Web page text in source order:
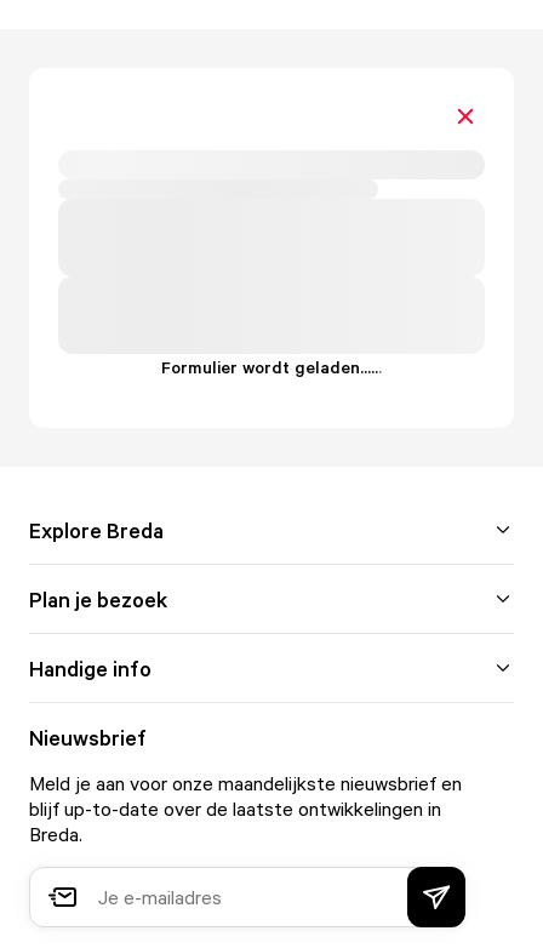
Formulier wordt geladen......
Explore Breda
Plan je bezoek
Handige info
Nieuwsbrief
Meld je aan voor onze maandelijkste nieuwsbrief en
blijf up-to-date over de laatste ontwikkelingen in
Breda.